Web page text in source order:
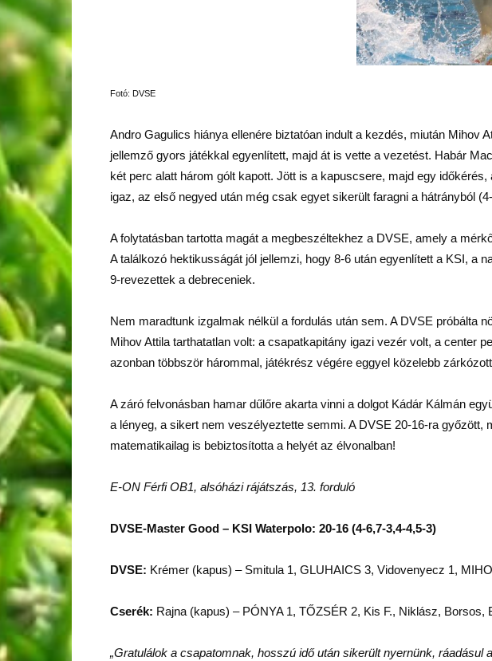
Fotó: DVSE
Andro Gagulics hiánya ellenére biztatóan indult a kezdés, miután Mihov
jellemző gyors játékkal egyenlített, majd át is vette a vezetést. Habár
két perc alatt három gólt kapott. Jött is a kapuscsere, majd egy
igaz, az első negyed után még csak egyet sikerült faragni a hátrányból
A folytatásban tartotta magát a megbeszéltekhez a DVSE, amely a
A találkozó hektikusságát jól jellemzi, hogy 8-6 után egyenlített a KSI, a
9-revezettek a debreceniek.
Nem maradtunk izgalmak nélkül a fordulás után sem. A DVSE próbálta
Mihov Attila tarthatatlan volt: a csapatkapitány igazi vezér volt, a center
azonban többször hárommal, játékrész végére eggyel közelebb
A záró felvonásban hamar dűlőre akarta vinni a dolgot Kádár Kálmán
a lényeg, a sikert nem veszélyeztette semmi. A DVSE 20-16-ra
matematikailag is bebiztosította a helyét az élvonalban!
E-ON Férfi OB1, alsóházi rájátszás, 13. forduló
DVSE-Master Good – KSI Waterpolo: 20-16 (4-6,7-3,4-4,5-3)
DVSE: Krémer (kapus) – Smitula 1, GLUHAICS 3, Vidovenyecz 1,
Cserék: Rajna (kapus) – PÓNYA 1, TŐZSÉR 2, Kis F., Niklász, Borsos,
„Gratulálok a csapatomnak, hosszú idő után sikerült nyernünk,